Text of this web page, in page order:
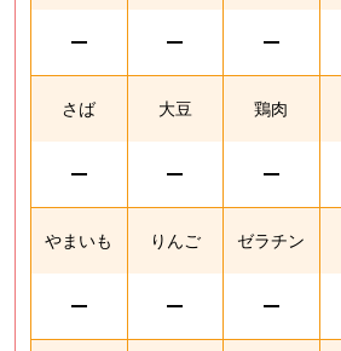
さば 大豆 鶏肉
やまいも りんご ゼラチン